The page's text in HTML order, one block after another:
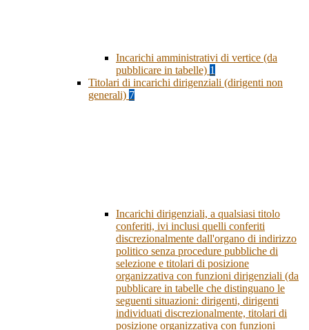
Incarichi amministrativi di vertice (da
pubblicare in tabelle) 1
Titolari di incarichi dirigenziali (dirigenti non
generali) 7
Incarichi dirigenziali, a qualsiasi titolo
conferiti, ivi inclusi quelli conferiti
discrezionalmente dall'organo di indirizzo
politico senza procedure pubbliche di
selezione e titolari di posizione
organizzativa con funzioni dirigenziali (da
pubblicare in tabelle che distinguano le
seguenti situazioni: dirigenti, dirigenti
individuati discrezionalmente, titolari di
posizione organizzativa con funzioni